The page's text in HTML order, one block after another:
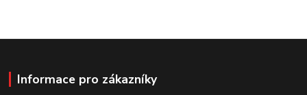
Informace pro zákazníky